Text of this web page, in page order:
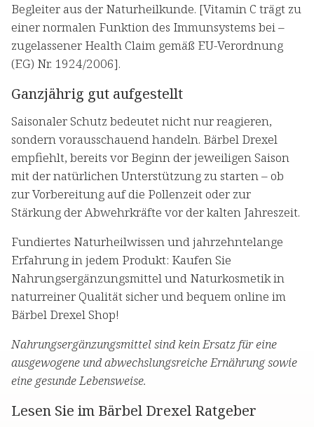
Begleiter aus der Naturheilkunde. [Vitamin C trägt zu
einer normalen Funktion des Immunsystems bei –
zugelassener Health Claim gemäß EU-Verordnung
(EG) Nr. 1924/2006].
Ganzjährig gut aufgestellt
Saisonaler Schutz bedeutet nicht nur reagieren,
sondern vorausschauend handeln. Bärbel Drexel
empfiehlt, bereits vor Beginn der jeweiligen Saison
mit der natürlichen Unterstützung zu starten – ob
zur Vorbereitung auf die Pollenzeit oder zur
Stärkung der Abwehrkräfte vor der kalten Jahreszeit.
Fundiertes Naturheilwissen und jahrzehntelange
Erfahrung in jedem Produkt: Kaufen Sie
Nahrungsergänzungsmittel und Naturkosmetik in
naturreiner Qualität sicher und bequem online im
Bärbel Drexel Shop!
Nahrungsergänzungsmittel sind kein Ersatz für eine
ausgewogene und abwechslungsreiche Ernährung sowie
eine gesunde Lebensweise.
Lesen Sie im Bärbel Drexel Ratgeber